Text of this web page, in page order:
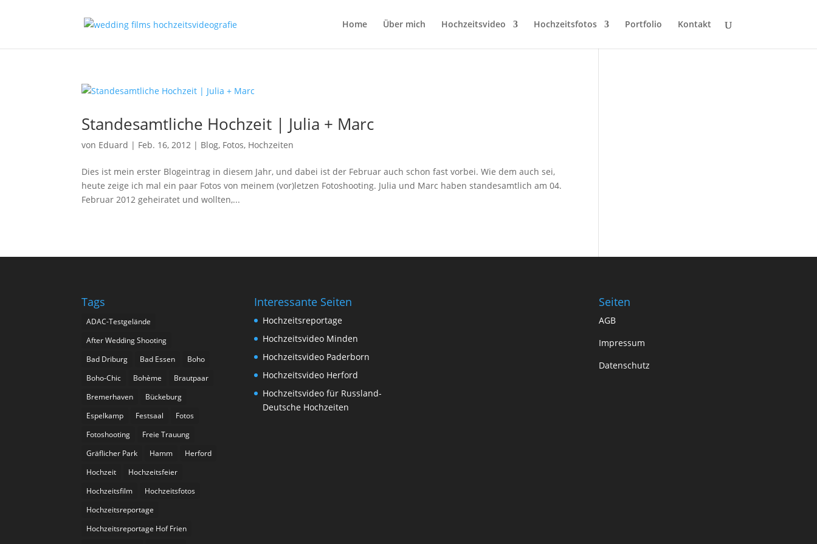
Home Über mich Hochzeitsvideo Hochzeitsfotos Portfolio Kontakt
Standesamtliche Hochzeit | Julia + Marc
von Eduard | Feb. 16, 2012 | Blog, Fotos, Hochzeiten
Dies ist mein erster Blogeintrag in diesem Jahr, und dabei ist der Februar auch schon fast vorbei. Wie dem auch sei,
heute zeige ich mal ein paar Fotos von meinem (vor)letzen Fotoshooting. Julia und Marc haben standesamtlich am 04.
Februar 2012 geheiratet und wollten,...
Tags
ADAC-Testgelände
After Wedding Shooting
Bad Driburg
Bad Essen
Boho
Boho-Chic
Bohème
Brautpaar
Bremerhaven
Bückeburg
Espelkamp
Festsaal
Fotos
Fotoshooting
Freie Trauung
Gräflicher Park
Hamm
Herford
Hochzeit
Hochzeitsfeier
Hochzeitsfilm
Hochzeitsfotos
Hochzeitsreportage
Hochzeitsreportage Hof Frien
Interessante Seiten
Hochzeitsreportage
Hochzeitsvideo Minden
Hochzeitsvideo Paderborn
Hochzeitsvideo Herford
Hochzeitsvideo für Russland-
Deutsche Hochzeiten
Seiten
AGB
Impressum
Datenschutz